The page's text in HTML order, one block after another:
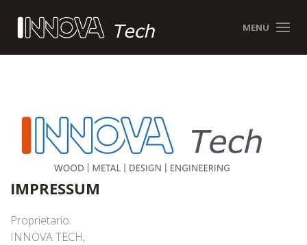
MENU
IMPRESSUM
Proprietario:
INNOVA TECH,